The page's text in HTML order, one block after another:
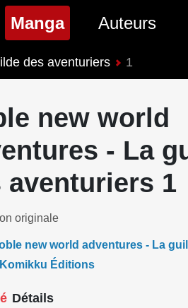
Manga(page courante)
Nouveautés Manga
Auteurs
des aventuriers 1
new world
- La
aventuriers 1
originale
new world adventures - La
Komikku Éditions
Détails